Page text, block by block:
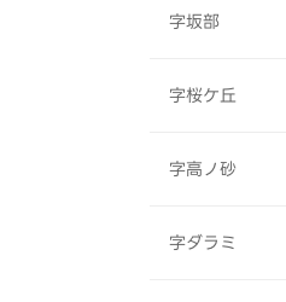
字坂部
字桜ケ丘
字高ノ砂
字ダラミ